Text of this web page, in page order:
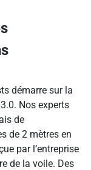
démarre sur la
Nos experts
de
de 2 mètres en
par l’entreprise
de la voile. Des